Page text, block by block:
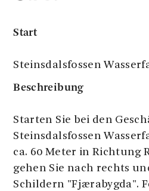
Start
Steinsdalsfossen
Beschreibung
Starten Sie bei den
Steinsdalsfossen
ca. 60 Meter in Richtung
gehen Sie nach rechts
Schildern "Fjærabygda".